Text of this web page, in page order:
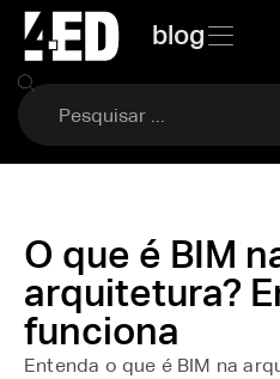
blog
O que é BIM
arquitetura?
funciona
Entenda o que é BIM na